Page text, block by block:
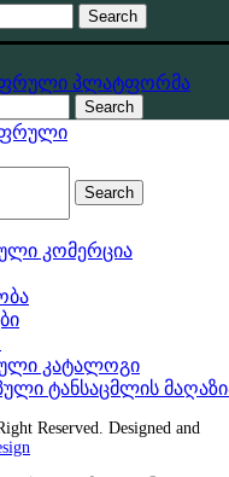
Search
Search
Search
კომერცია
კატალოგი
ტანსაცმლის
Reserved. Designed and